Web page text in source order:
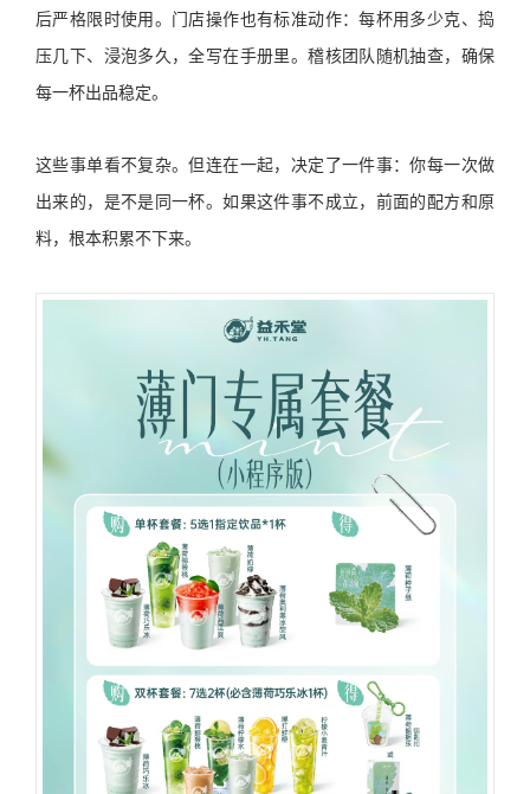
后严格限时使用。门店操作也有标准动作：每杯用多少克、捣
压几下、浸泡多久，全写在手册里。稽核团队随机抽查，确保
每一杯出品稳定。
这些事单看不复杂。但连在一起，决定了一件事：你每一次做
出来的，是不是同一杯。如果这件事不成立，前面的配方和原
料，根本积累不下来。